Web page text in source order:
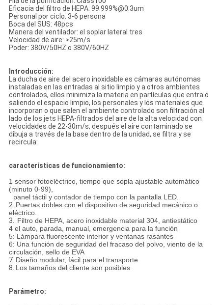
Eficacia del filtro de HEPA: 99.999%@0.3um
Personal por ciclo: 3-6 persona
Boca del SUS: 48pcs
Manera del ventilador: el soplar lateral tres
Velocidad de aire: >25m/s
Poder: 380V/50HZ o 380V/60HZ
Introducción:
La ducha de aire del acero inoxidable es cámaras autónomas
instaladas en las entradas al sitio limpio y a otros ambientes
controlados, ellos minimiza la materia en partículas que entra o
saliendo el espacio limpio, los personales y los materiales que
incorporan o que salen el ambiente controlado son filtración al
lado de los jets HEPA-filtrados del aire de la alta velocidad con
velocidades de 22-30m/s, después el aire contaminado se
dibuja a través de la base dentro de la unidad, se filtra y se
recircula:
características de funcionamiento:
1 sensor fotoeléctrico, tiempo que sopla ajustable automático
(minuto 0-99),
panel táctil y contador de tiempo con la pantalla LED.
2. Puertas dobles con el dispositivo de seguridad mecánico o
eléctrico.
3. Filtro de HEPA, acero inoxidable material 304, antiestático
4 el auto, parada, manual, emergencia para la función
5: Lámpara fluorescente interior y ventanas rasantes
6: Una función de seguridad del fracaso del polvo, viento de la
circulación, sello de EVA
7. Diseño modular, fácil para el transporte
8. Los tamaños del cliente son posibles
Parámetro: